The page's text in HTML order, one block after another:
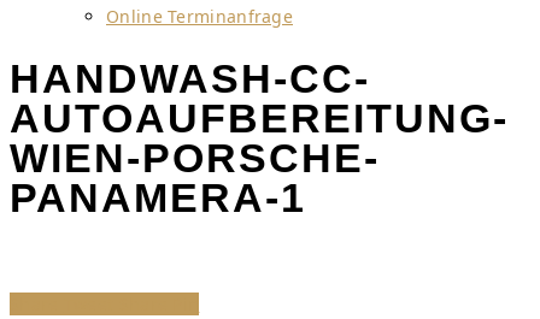
Online Terminanfrage
HANDWASH-CC-
AUTOAUFBEREITUNG-
WIEN-PORSCHE-
PANAMERA-1